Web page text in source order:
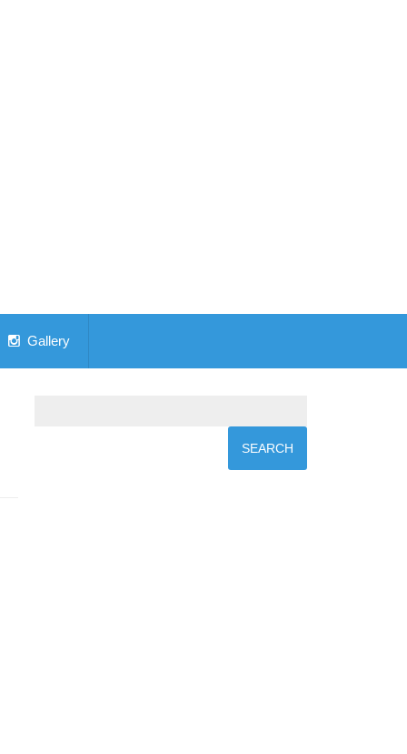
Gallery